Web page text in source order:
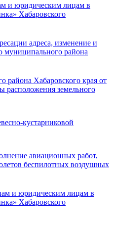
и юридическим лицам в
Хабаровского
адреса, изменение и
муниципального района
района Хабаровского края от
расположения земельного
кустарниковой
авиационных работ,
беспилотных воздушных
и юридическим лицам в
Хабаровского